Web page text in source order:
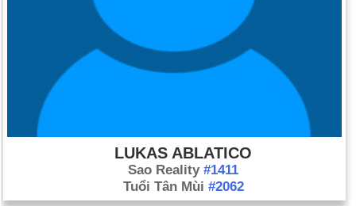
LUKAS ABLATICO
Sao Reality #1411
Tuổi Tân Mùi #2062